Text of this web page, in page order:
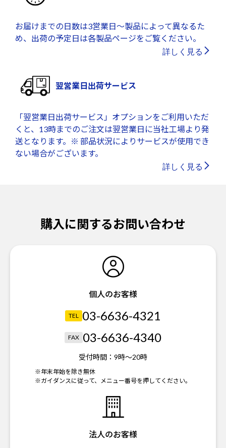
お届けまでの日数は3営業日～製品によって異なるた
め、出荷の予定日は各製品ページをご覧ください。
詳しく見る
翌営業日出荷サービス
「翌営業日出荷サービス」オプションをご利用いただ
くと、13時までのご注文は翌営業日に当社工場より発
送となります。※ 部品状況によりサービスが使用でき
ない場合がございます。
詳しく見る
購入に関するお問い合わせ
個人のお客様
TEL 03-6636-4321
FAX 03-6636-4340
受付時間： 9時～20時
※年末年始を除き無休
※ガイダンスに従って、メニュー番号を押してください。
法人のお客様